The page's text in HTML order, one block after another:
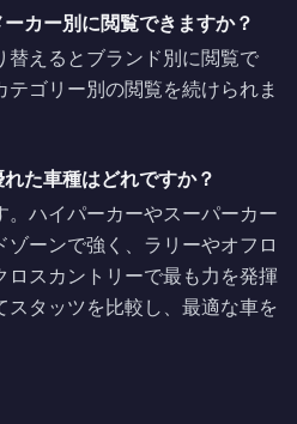
カー別に閲覧できますか？
替えるとブランド別に閲覧で
ゴリー別の閲覧を続けられま
た車種はどれですか？
ハイパーカーやスーパーカー
ーンで強く、ラリーやオフロ
ロスカントリーで最も力を発揮
スタッツを比較し、最適な車を